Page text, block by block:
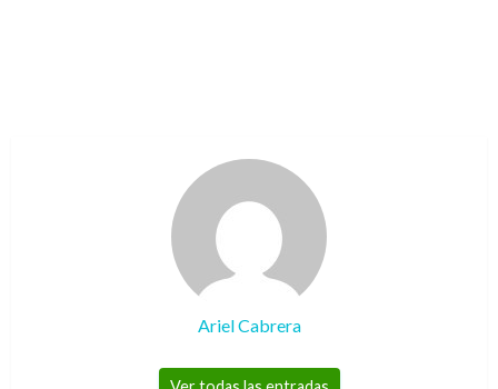
Ariel Cabrera